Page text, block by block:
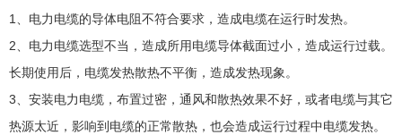
1、电力电缆的导体电阻不符合要求，造成电缆在运行时发热。
2、电力电缆选型不当，造成所用电缆导体截面过小，造成运行过载。
长期使用后，电缆发热散热不平衡，造成发热现象。
3、安装电力电缆，布置过密，通风和散热效果不好，或者电缆与其它
热源太近，影响到电缆的正常散热，也会造成运行过程中电缆发热。